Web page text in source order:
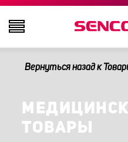
ТЕЛЕВИЗОРЫ
АУДИО-ВИДЕО
Вернуться назад к
ТОВАРЫ